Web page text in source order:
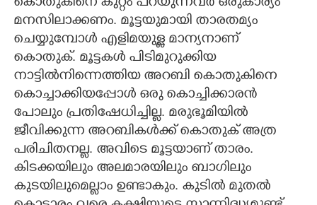
മനസിലാക്കണം. മൂട്ടയുമായി താരതമ്യം
ചെയ്യുമ്പോൾ എളിമയുള്ള മാന്യനാണ്
കൊതുക്. മൂട്ടകൾ പിടിമുറുക്കിയ
നാട്ടിൽനിന്നെത്തിയ അറബി കൊതുകിനെ
കൊച്ചാക്കിയപ്പോൾ ഒരു കൊച്ചിക്കാരൻ
പോലും പ്രതിഷേധിച്ചില്ല. മരുഭൂമിയിൽ
ജീവിക്കുന്ന അറബികൾക്ക് കൊതുക് അത്ര
പരിചിതനല്ല. അവിടെ മൂട്ടയാണ് താരം.
കിടക്കയിലും അലമാരയിലും ബാഗിലും
കുടയിലുമെല്ലാം ഉണ്ടാകും. കുടിൽ മുതൽ